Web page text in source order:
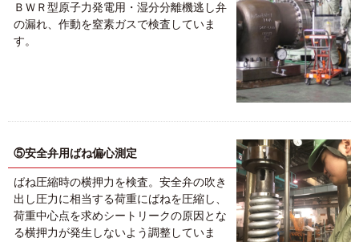
ＢＷＲ型原子力発電用・湿分分離機逃し弁
の漏れ、作動を窒素ガスで検査していま
す。
⑤安全弁用ばね偏心測定
ばね圧縮時の横押力を検査。安全弁の吹き
出し圧力に相当する荷重にばねを圧縮し、
荷重中心点を求めシートリークの原因とな
る横押力が発生しないよう調整していま